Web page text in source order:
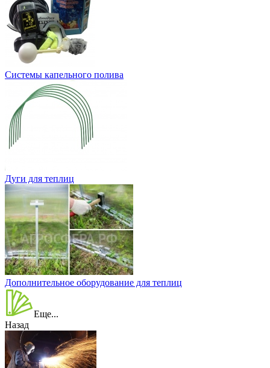
Системы капельного полива
Дуги для теплиц
Дополнительное оборудование для теплиц
Еще...
Назад